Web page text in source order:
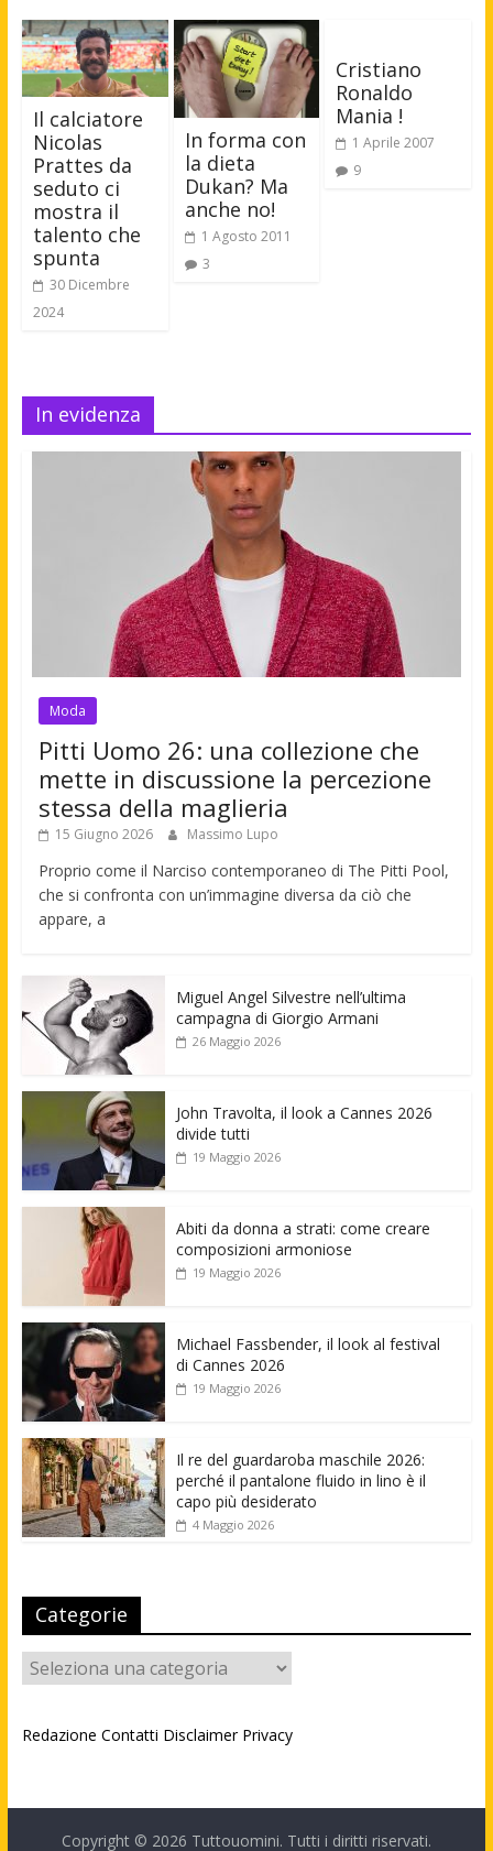
Il calciatore
Nicolas
Prattes da
seduto ci
mostra il
talento che
spunta
30 Dicembre
2024
In forma con
la dieta
Dukan? Ma
anche no!
1 Agosto 2011
3
Cristiano
Ronaldo
Mania !
1 Aprile 2007
9
In evidenza
Moda
Pitti Uomo 26: una collezione che
mette in discussione la percezione
stessa della maglieria
15 Giugno 2026 Massimo Lupo
Proprio come il Narciso contemporaneo di The Pitti Pool,
che si confronta con un’immagine diversa da ciò che
appare, a
Miguel Angel Silvestre nell’ultima
campagna di Giorgio Armani
26 Maggio 2026
John Travolta, il look a Cannes 2026
divide tutti
19 Maggio 2026
Abiti da donna a strati: come creare
composizioni armoniose
19 Maggio 2026
Michael Fassbender, il look al festival
di Cannes 2026
19 Maggio 2026
Il re del guardaroba maschile 2026:
perché il pantalone fluido in lino è il
capo più desiderato
4 Maggio 2026
Categorie
Categorie
Redazione Contatti Disclaimer Privacy
Copyright © 2026 Tuttouomini. Tutti i diritti riservati.